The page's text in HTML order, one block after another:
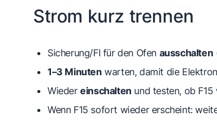
Strom kurz trennen
Sicherung/FI für den Ofen ausschalten
1–3 Minuten warten, damit die
Wiedereinschalten und testen, ob F15
Wenn F15 sofort wieder erscheint: